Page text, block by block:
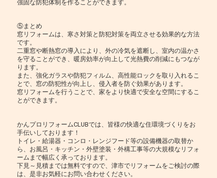
強固な防犯体制を作ることができます。
⑤まとめ
窓リフォームは、寒さ対策と防犯対策を両立させる効果的な方法
です。
二重窓や断熱窓の導入により、外の冷気を遮断し、室内の温かさ
を守ることができ、暖房効率が向上して光熱費の削減にもつなが
ります。
また、強化ガラスや防犯フィルム、高性能ロックを取り入れるこ
とで、窓の防犯性が向上し、侵入者を防ぐ効果があります。
窓リフォームを行うことで、家をより快適で安全な空間にするこ
とができます。
かんプロリフォームCLUBでは、皆様の快適な住環境づくりをお
手伝いしております！
トイレ・給湯器・コンロ・レンジフード等の設備機器の取替か
ら、お風呂・キッチン・外壁塗装・外構工事等の大規模なリフォ
ームまで幅広く承っております。
下見～見積までは無料ですので、津市でリフォームをご検討の際
は、是非お気軽にお問い合わせください。